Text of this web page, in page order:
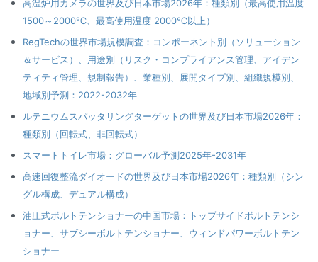
高温炉用カメラの世界及び日本市場2026年：種類別（最高使用温度
1500～2000℃、最高使用温度 2000℃以上）
RegTechの世界市場規模調査：コンポーネント別（ソリューション
＆サービス）、用途別（リスク・コンプライアンス管理、アイデン
ティティ管理、規制報告）、業種別、展開タイプ別、組織規模別、
地域別予測：2022-2032年
ルテニウムスパッタリングターゲットの世界及び日本市場2026年：
種類別（回転式、非回転式）
スマートトイレ市場：グローバル予測2025年-2031年
高速回復整流ダイオードの世界及び日本市場2026年：種類別（シン
グル構成、デュアル構成）
油圧式ボルトテンショナーの中国市場：トップサイドボルトテンシ
ョナー、サブシーボルトテンショナー、ウィンドパワーボルトテン
ショナー